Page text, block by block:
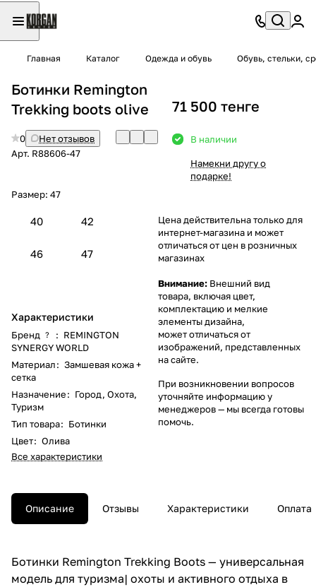
Главная Каталог Одежда и обувь Обувь, стельки,
Ботинки Remington
Trekking boots olive
0
Нет отзывов
Арт. R88606-47
Размер: 47
40 42
46 47
Характеристики
Бренд ? : REMINGTON
SYNERGY WORLD
Материал: Замшевая кожа +
сетка
Назначение: Город, Охота,
Туризм
Тип товара: Ботинки
Цвет: Олива
Все характеристики
71 500 тенге
В наличии
Намекни другу о
подарке!
Цена действительна только для
интернет-магазина и может
отличаться от цен в розничных
магазинах
Внимание: Внешний вид
товара, включая цвет,
комплектацию и мелкие
элементы дизайна,
может отличаться от
изображений, представленных
на сайте.
При возникновении вопросов
уточняйте информацию у
менеджеров— мы всегда готовы
помочь.
Описание Отзывы Характеристики Оплата
Ботинки Remington Trekking Boots — универсальная
модель для туризма| охоты и активного отдыха в